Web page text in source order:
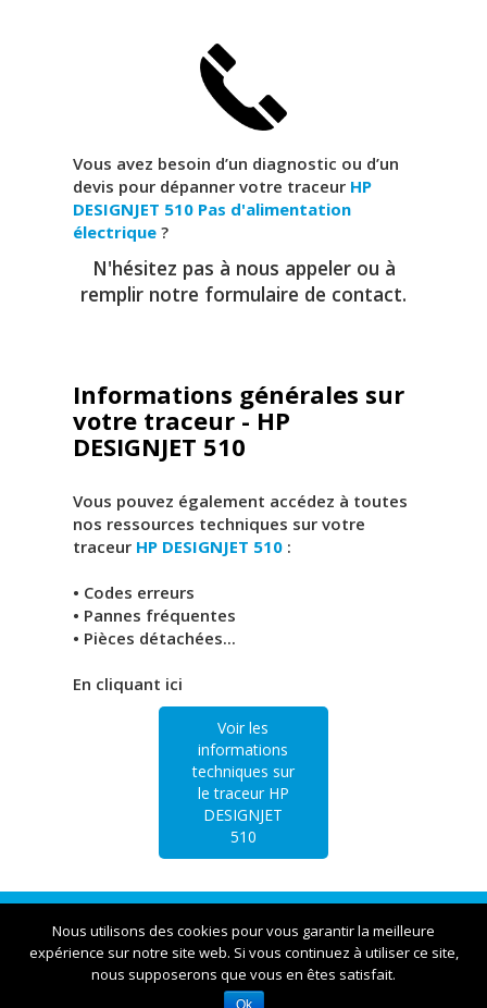
Vous avez besoin d’un diagnostic ou d’un
devis pour dépanner votre traceur HP
DESIGNJET 510 Pas d'alimentation
électrique ?
N'hésitez pas à nous appeler ou à
remplir notre formulaire de contact.
Informations générales sur
votre traceur - HP
DESIGNJET 510
Vous pouvez également accédez à toutes
nos ressources techniques sur votre
traceur HP DESIGNJET 510 :
• Codes erreurs
• Pannes fréquentes
• Pièces détachées...
En cliquant ici
Voir les
informations
techniques sur
le traceur HP
DESIGNJET
510
Traceur Lyon | 23bis rue Victor et Roger Thomas
Nous utilisons des cookies pour vous garantir la meilleure
expérience sur notre site web. Si vous continuez à utiliser ce site,
nous supposerons que vous en êtes satisfait.
Ok